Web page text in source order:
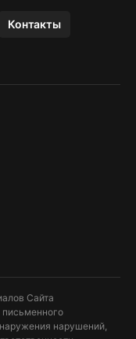
Контакты
Сайта
письменного
нарушений,